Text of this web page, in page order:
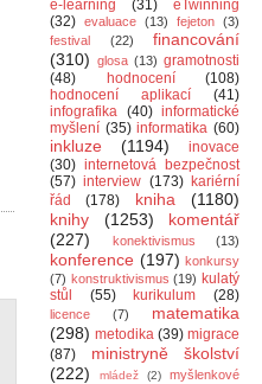
e-learning (31)
eTwinning
(32) evaluace (13) fejeton (3)
festival
(22)
financování
(310) glosa (13) gramotnosti
(48)
hodnocení
(108)
hodnocení aplikací
(41)
infografika (40) informatické
myšlení (35) informatika (60)
inkluze (1194)
inovace
(30) internetová bezpečnost
(57) interview (173) kariérní
řád
(178) kniha
(1180)
knihy
(1253)
komentář
(227)
konektivismus (13)
konference (197) konkursy
(7) konstruktivismus (19) kulatý
stůl
(55) kurikulum (28)
licence (7)
matematika
(298) metodika (39) migrace
(87)
ministryně školství
(222)
mládež (2)
myšlenkové